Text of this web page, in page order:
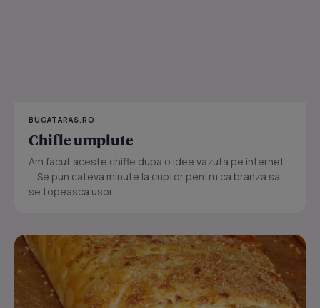
BUCATARAS.RO
Chifle umplute
Am facut aceste chifle dupa o idee vazuta pe internet
... Se pun cateva minute la cuptor pentru ca branza sa
se topeasca usor...